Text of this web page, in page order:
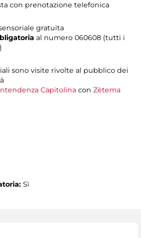
con prenotazione telefonica
gratuita
al numero 060608 (tutti i
sono visite rivolte al pubblico dei
Capitolina con Zètema
Sì